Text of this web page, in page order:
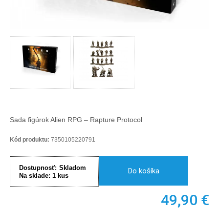
Sada figúrok Alien RPG – Rapture Protocol
Kód produktu: 7350105220791
Dostupnosť: Skladom
Na sklade: 1 kus
Do košíka
49,90 €